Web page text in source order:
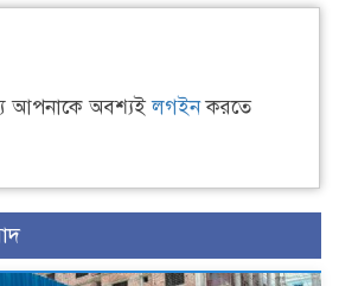
আপনাকে অবশ্যইলগইনকরতে